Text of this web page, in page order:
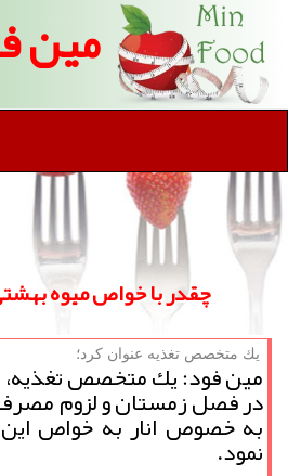
مین
چقدر با خواص میوه
یك متخصص تغذیه عنوان كرد؛
مین فود: یك متخصص تغذیه،
در فصل زمستان و لزوم
به خصوص انار به خواص
نمود.